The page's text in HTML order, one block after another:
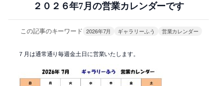
２０２６年7月の営業カレンダーです
この記事のキーワード 2026年7月 ギャラリーふう 営業カレンダー
７月は通常通り毎週金土日に営業いたします。